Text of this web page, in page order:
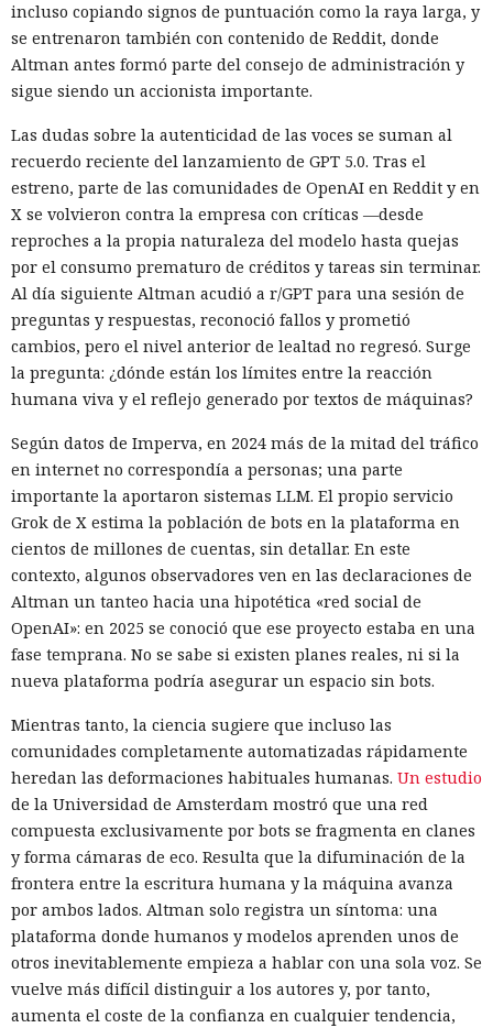
incluso copiando signos de puntuación como la raya larga, y
se entrenaron también con contenido de Reddit, donde
Altman antes formó parte del consejo de administración y
sigue siendo un accionista importante.
Las dudas sobre la autenticidad de las voces se suman al
recuerdo reciente del lanzamiento de GPT 5.0. Tras el
estreno, parte de las comunidades de OpenAI en Reddit y en
X se volvieron contra la empresa con críticas —desde
reproches a la propia naturaleza del modelo hasta quejas
por el consumo prematuro de créditos y tareas sin terminar.
Al día siguiente Altman acudió a r/GPT para una sesión de
preguntas y respuestas, reconoció fallos y prometió
cambios, pero el nivel anterior de lealtad no regresó. Surge
la pregunta: ¿dónde están los límites entre la reacción
humana viva y el reflejo generado por textos de máquinas?
Según datos de Imperva, en 2024 más de la mitad del tráfico
en internet no correspondía a personas; una parte
importante la aportaron sistemas LLM. El propio servicio
Grok de X estima la población de bots en la plataforma en
cientos de millones de cuentas, sin detallar. En este
contexto, algunos observadores ven en las declaraciones de
Altman un tanteo hacia una hipotética «red social de
OpenAI»: en 2025 se conoció que ese proyecto estaba en una
fase temprana. No se sabe si existen planes reales, ni si la
nueva plataforma podría asegurar un espacio sin bots.
Mientras tanto, la ciencia sugiere que incluso las
comunidades completamente automatizadas rápidamente
heredan las deformaciones habituales humanas. Un estudio
de la Universidad de Amsterdam mostró que una red
compuesta exclusivamente por bots se fragmenta en clanes
y forma cámaras de eco. Resulta que la difuminación de la
frontera entre la escritura humana y la máquina avanza
por ambos lados. Altman solo registra un síntoma: una
plataforma donde humanos y modelos aprenden unos de
otros inevitablemente empieza a hablar con una sola voz. Se
vuelve más difícil distinguir a los autores y, por tanto,
aumenta el coste de la confianza en cualquier tendencia,